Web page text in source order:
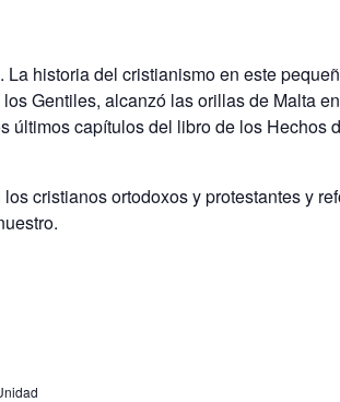
historia del cristianismo en este
Gentiles, alcanzó las orillas de Malta
últimos capítulos del libro de los Hechos
cristianos ortodoxos y protestantes y